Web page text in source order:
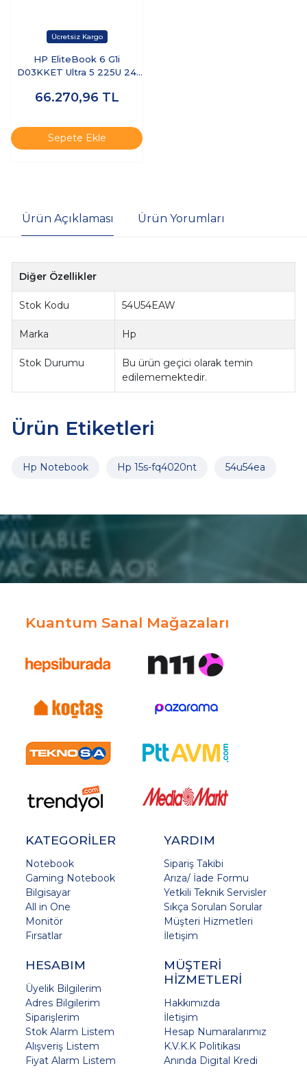
HP EliteBook 6 G1i
D03KKET Ultra 5 225U 24
Dizüstü Bilgisayar
66.270,96 TL
Sepete Ekle
Ürün Açıklaması Ürün Yorumları
Diğer Özellikler
Stok Kodu 54U54EAW
Marka Hp
Stok Durumu
Bu ürün geçici olarak temin
edilememektedir.
Ürün Etiketleri
Hp Notebook Hp 15s-fq4020nt 54u54ea
Kuantum Sanal Mağazaları
KATEGORİLER
Notebook
Gaming Notebook
Bilgisayar
All in One
Monitör
Fırsatlar
YARDIM
Sipariş Takibi
Arıza/ İade Formu
Yetkili Teknik Servisler
Sıkça Sorulan Sorular
Müşteri Hizmetleri
İletişim
HESABIM
Üyelik Bilgilerim
Adres Bilgilerim
Siparişlerim
Stok Alarm Listem
Alışveriş Listem
Fiyat Alarm Listem
MÜŞTERİ
HİZMETLERİ
Hakkımızda
İletişim
Hesap Numaralarımız
K.V.K.K Politikası
Anında Digital Kredi